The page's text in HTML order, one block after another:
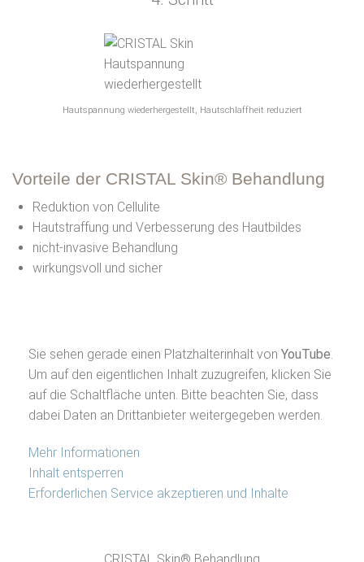
Vorteile der CRISTAL Skin® Behandlung
Reduktion von Cellulite
Hautstraffung und Verbesserung des Hautbildes
nicht-invasive Behandlung
wirkungsvoll und sicher
Hautspannung wiederhergestellt, Hautschlaffheit reduziert
Sie sehen gerade einen Platzhalterinhalt von YouTube.
Um auf den eigentlichen Inhalt zuzugreifen, klicken Sie
auf die Schaltfläche unten. Bitte beachten Sie, dass
dabei Daten an Drittanbieter weitergegeben werden.
Mehr Informationen
Inhalt entsperren
Erforderlichen Service akzeptieren und Inhalte